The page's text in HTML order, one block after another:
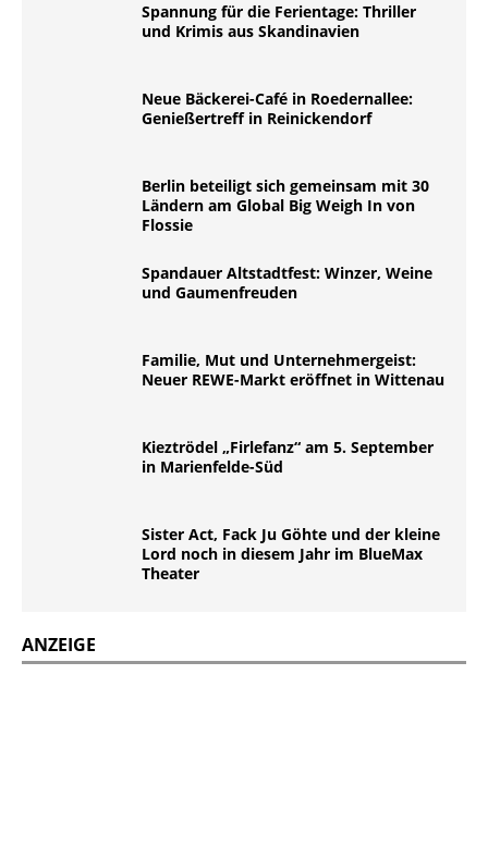
Spannung für die Ferientage: Thriller
und Krimis aus Skandinavien
Neue Bäckerei-Café in Roedernallee:
Genießertreff in Reinickendorf
Berlin beteiligt sich gemeinsam mit 30
Ländern am Global Big Weigh In von
Flossie
Spandauer Altstadtfest: Winzer, Weine
und Gaumenfreuden
Familie, Mut und Unternehmergeist:
Neuer REWE-Markt eröffnet in Wittenau
Kieztrödel „Firlefanz“ am 5. September
in Marienfelde-Süd
Sister Act, Fack Ju Göhte und der kleine
Lord noch in diesem Jahr im BlueMax
Theater
ANZEIGE